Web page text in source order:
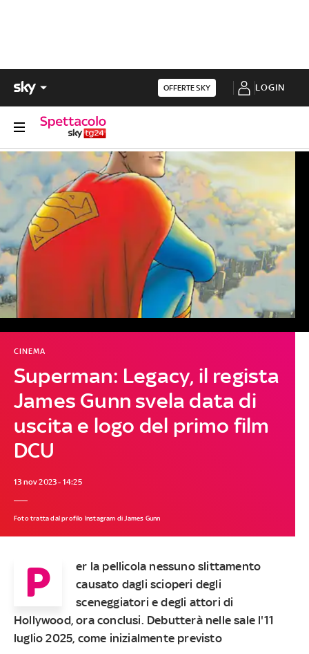
OFFERTE SKY LOGIN
Superman: Legacy, il regista
James Gunn svela data di
uscita e logo del primo film
DCU
CINEMA
13 nov 2023 - 14:25
Foto tratta dal profilo Instagram di James Gunn
P
er la pellicola nessuno slittamento
causato dagli scioperi degli
sceneggiatori e degli attori di
Hollywood, ora conclusi. Debutterà nelle sale l'11
luglio 2025, come inizialmente previsto